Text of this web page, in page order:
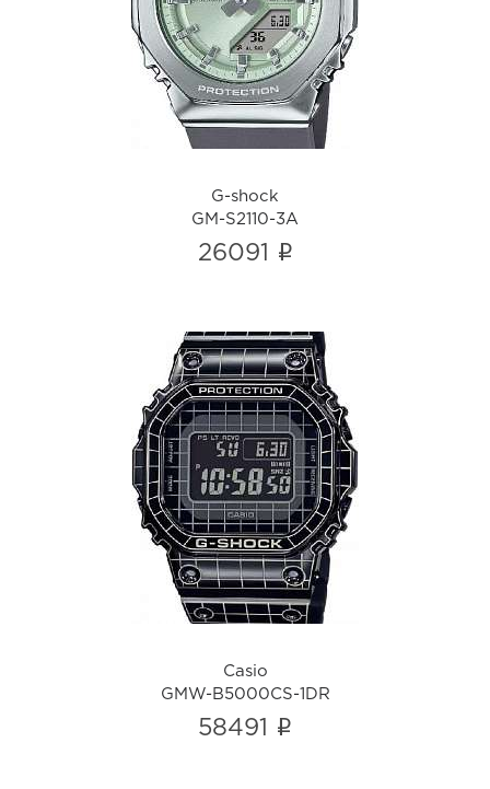
GM-S2110-3A
i
G-shock
GM-S2110-3A
26091 i
Casio
GMW-B5000CS-1DR
i
Casio
GMW-B5000CS-1DR
58491 i